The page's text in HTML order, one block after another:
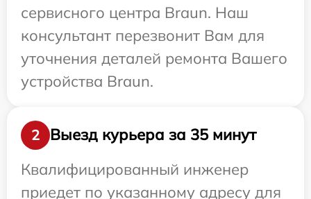
сервисного центра Braun. Наш
консультант перезвонит Вам для
уточнения деталей ремонта Вашего
устройства Braun.
2
Выезд курьера за 35 минут
Квалифицированный инженер
приедет по указанному адресу для